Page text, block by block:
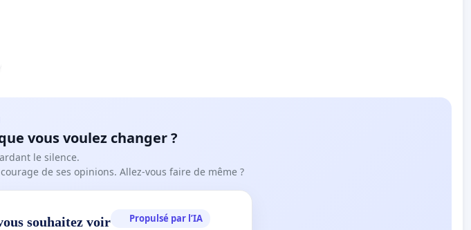
vous voulez changer ?
le silence.
de ses opinions. Allez-vous faire de même ?
souhaitez voir Propulsé par l’IA